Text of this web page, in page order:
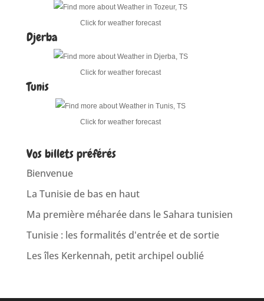
Click for weather forecast
Djerba
Click for weather forecast
Tunis
Click for weather forecast
Vos billets préférés
Bienvenue
La Tunisie de bas en haut
Ma première méharée dans le Sahara tunisien
Tunisie : les formalités d'entrée et de sortie
Les îles Kerkennah, petit archipel oublié